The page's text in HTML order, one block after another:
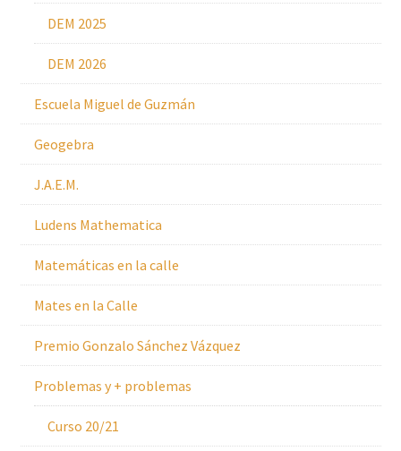
DEM 2025
DEM 2026
Escuela Miguel de Guzmán
Geogebra
J.A.E.M.
Ludens Mathematica
Matemáticas en la calle
Mates en la Calle
Premio Gonzalo Sánchez Vázquez
Problemas y + problemas
Curso 20/21